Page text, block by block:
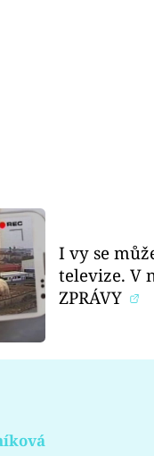
I vy se
televize. V
ZPRÁVY